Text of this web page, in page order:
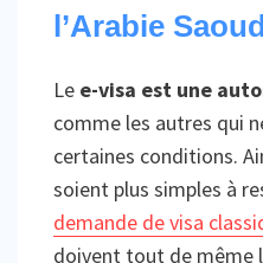
l’Arabie
Le e-visa est une
comme les autres qui
certaines conditions.
soient plus simples à
demande de visa
doivent tout de même